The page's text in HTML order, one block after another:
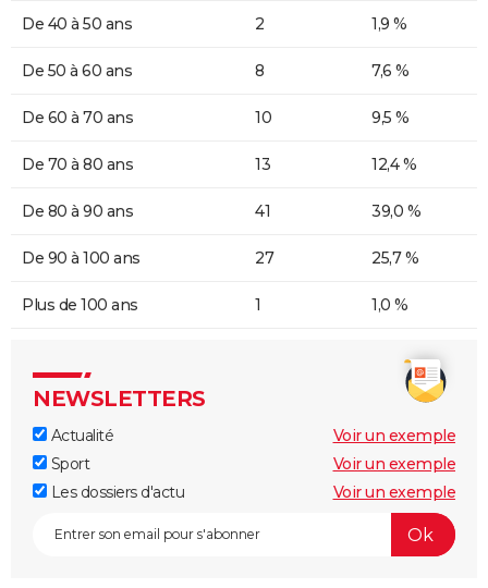
De 40 à 50 ans 2 1,9 %
De 50 à 60 ans 8 7,6 %
De 60 à 70 ans 10 9,5 %
De 70 à 80 ans 13 12,4 %
De 80 à 90 ans 41 39,0 %
De 90 à 100 ans 27 25,7 %
Plus de 100 ans 1 1,0 %
NEWSLETTERS
Actualité
Voir un exemple
Sport
Voir un exemple
Les dossiers d'actu
Voir un exemple